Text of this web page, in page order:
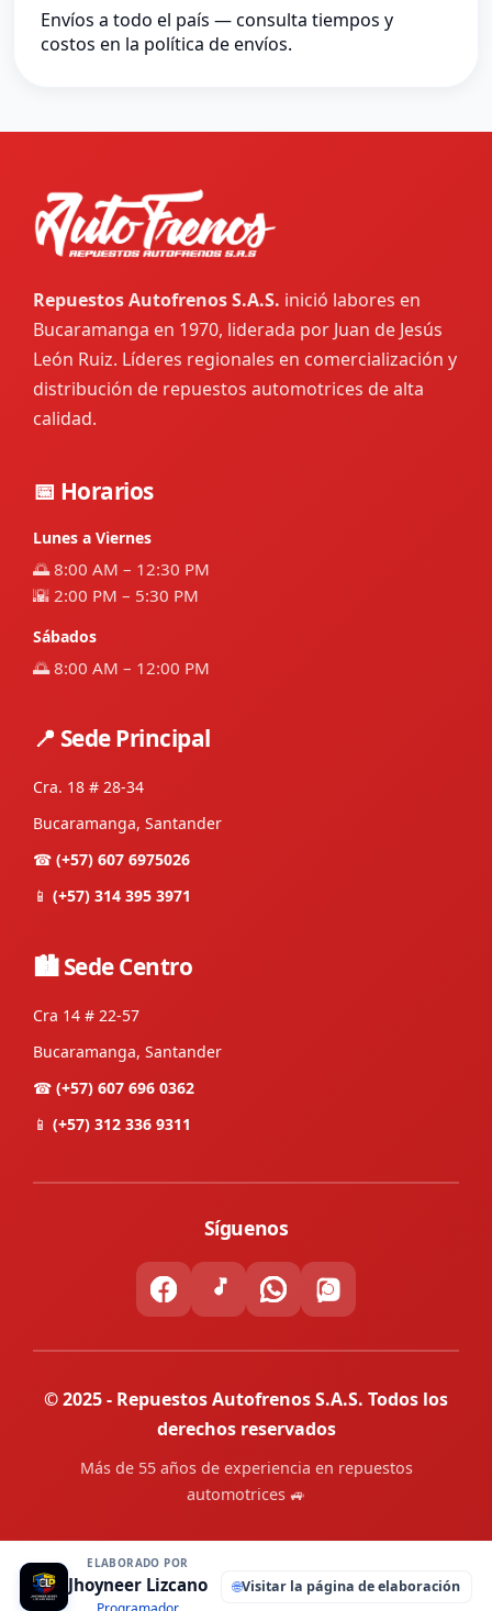
Envíos a todo el país — consulta tiempos y
costos en la política de envíos.
Repuestos Autofrenos S.A.S. inició labores en
Bucaramanga en 1970, liderada por Juan de Jesús
León Ruiz. Líderes regionales en comercialización y
distribución de repuestos automotrices de alta
calidad.
📅 Horarios
Lunes a Viernes
🌅 8:00 AM – 12:30 PM
🌇 2:00 PM – 5:30 PM
Sábados
🌅 8:00 AM – 12:00 PM
📍 Sede Principal
Cra. 18 # 28-34
Bucaramanga, Santander
☎ (+57) 607 6975026
📱 (+57) 314 395 3971
🏙 Sede Centro
Cra 14 # 22-57
Bucaramanga, Santander
☎ (+57) 607 696 0362
📱 (+57) 312 336 9311
Síguenos
© 2025 - Repuestos Autofrenos S.A.S. Todos los
derechos reservados
Más de 55 años de experiencia en repuestos
automotrices 🚙
ELABORADO POR
Jhoyneer Lizcano 🌐Visitar la página de elaboración